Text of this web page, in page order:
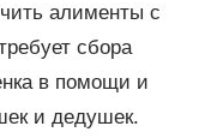
алименты с
сбора
в помощи и
и дедушек.